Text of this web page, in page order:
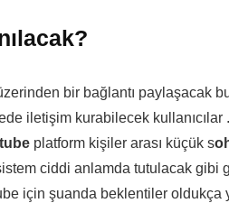
bir bağlantı paylaşacak
iletişim kurabilecek
platform kişiler arası küçük s
ciddi anlamda tutulacak gibi
için şuanda beklentiler oldukça